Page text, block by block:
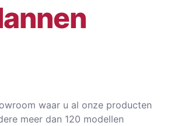
waar u al onze producten
meer dan 120 modellen